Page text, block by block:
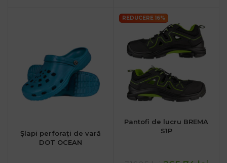
Șlapi perforați de vară
DOT OCEAN
REDUCERE 16%
Pantofi de lucru BREMA
S1P